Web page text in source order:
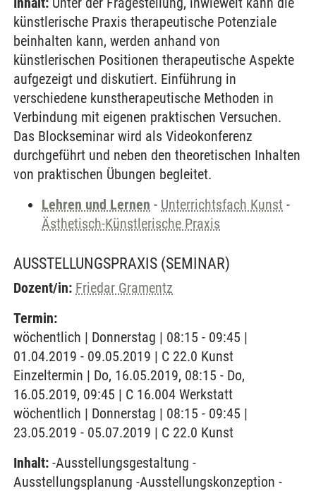
künstlerische Praxis therapeutische Potenziale
beinhalten kann, werden anhand von
künstlerischen Positionen therapeutische Aspekte
aufgezeigt und diskutiert. Einführung in
verschiedene kunstherapeutische Methoden in
Verbindung mit eigenen praktischen Versuchen.
Das Blockseminar wird als Videokonferenz
durchgeführt und neben den theoretischen Inhalten
von praktischen Übungen begleitet.
Lehren und Lernen - Unterrichtsfach Kunst -
Ästhetisch-Künstlerische Praxis
AUSSTELLUNGSPRAXIS (SEMINAR)
Dozent/in: Friedar Gramentz
Termin:
wöchentlich | Donnerstag | 08:15 - 09:45 |
01.04.2019 - 09.05.2019 | C 22.0 Kunst
Einzeltermin | Do, 16.05.2019, 08:15 - Do,
16.05.2019, 09:45 | C 16.004 Werkstatt
wöchentlich | Donnerstag | 08:15 - 09:45 |
23.05.2019 - 05.07.2019 | C 22.0 Kunst
Inhalt: -Ausstellungsgestaltung -
Ausstellungsplanung -Ausstellungskonzeption -